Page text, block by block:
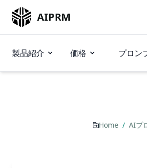
AIPRM
製品紹介 価格 プロン
Home / AIプ